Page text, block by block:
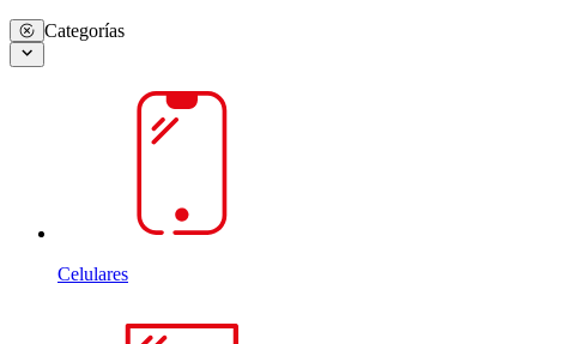
Categorías
Celulares